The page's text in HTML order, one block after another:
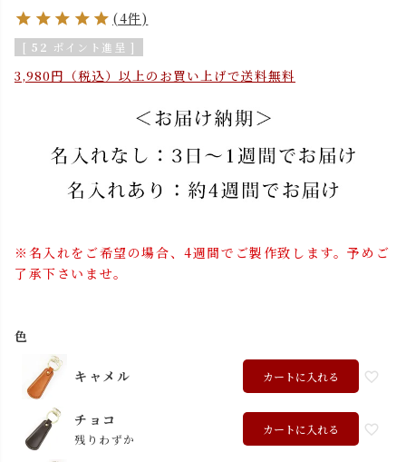
(4件)
[ 52 ポイント進呈 ]
3,980円（税込）以上のお買い上げで送料無料
※名入れをご希望の場合、4週間でご製作致します。予めご
了承下さいませ。
色
キャメル カートに入れる
チョコ
残りわずか
カートに入れる